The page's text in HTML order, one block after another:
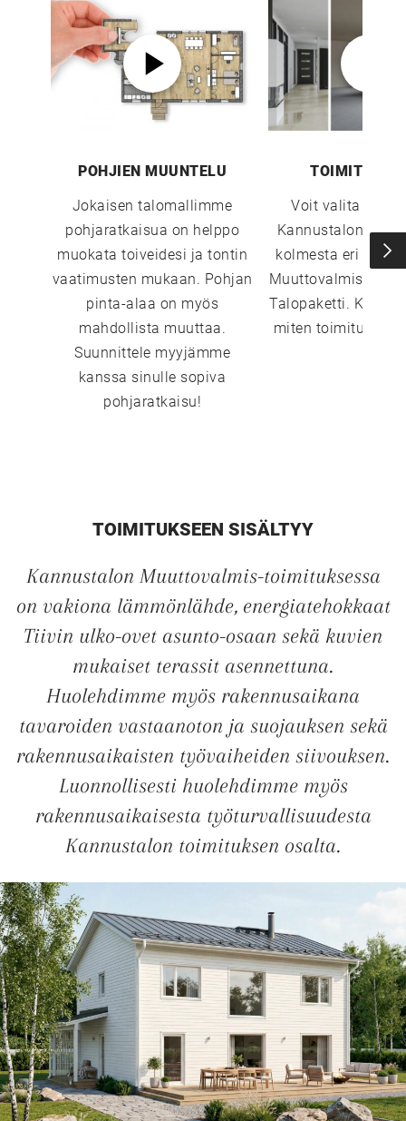
POHJIEN MUUNTELU
Jokaisen talomallimme
pohjaratkaisua on helppo
muokata toiveidesi ja tontin
vaatimusten mukaan. Pohjan
pinta-alaa on myös
mahdollista muuttaa.
Suunnittele myyjämme
kanssa sinulle sopiva
pohjaratkaisu!
Voit valita
Kannustalon
kolmesta eri
Muuttovalmis,
Talopaketti. Katso
miten
TOIMITUKSEEN SISÄLTYY
Kannustalon Muuttovalmis-toimituksessa
on vakiona lämmönlähde, energiatehokkaat
Tiivin ulko-ovet asunto-osaan sekä kuvien
mukaiset terassit asennettuna.
Huolehdimme myös rakennusaikana
tavaroiden vastaanoton ja suojauksen sekä
rakennusaikaisten työvaiheiden siivouksen.
Luonnollisesti huolehdimme myös
rakennusaikaisesta työturvallisuudesta
Kannustalon toimituksen osalta.
UUSI
UNELMISTA
KODIKSI-
TALOKIRJA ON
JULKAISTU
Upea yli 200-sivuinen talokirja!
Tilaa esite